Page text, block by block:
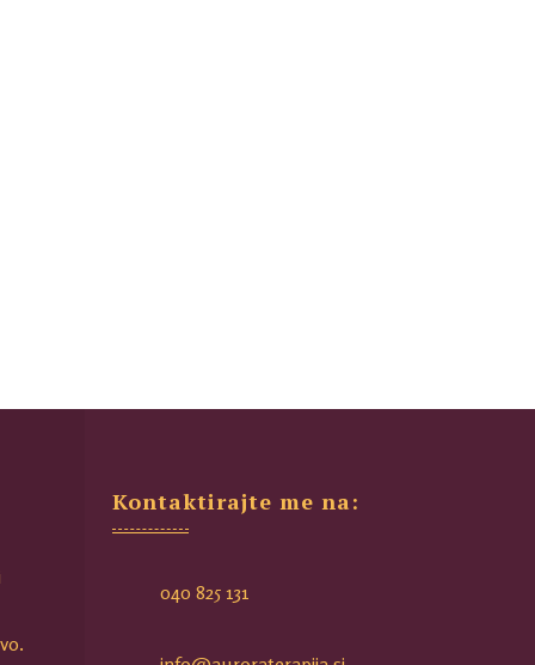
Kontaktirajte me na:
040 825 131